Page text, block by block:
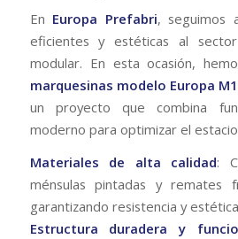
En Europa Prefabri, seguimos
eficientes y estéticas al
modular. En esta ocasión,
marquesinas modelo Europa M1
un proyecto que combina
moderno para optimizar el
Materiales de alta calidad:
ménsulas pintadas y remates
garantizando resistencia y
Estructura duradera y